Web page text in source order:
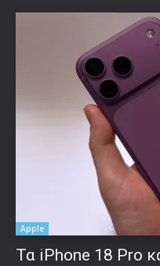
Apple
Τα iPhone 18 Pro